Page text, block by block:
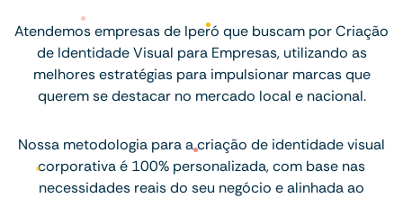
Atendemos empresas de Iperó que buscam por Criação
de Identidade Visual para Empresas, utilizando as
melhores estratégias para impulsionar marcas que
querem se destacar no mercado local e nacional.
Nossa metodologia para a criação de identidade visual
corporativa é 100% personalizada, com base nas
necessidades reais do seu negócio e alinhada ao